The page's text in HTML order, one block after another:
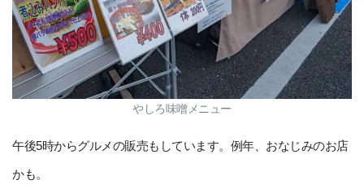
やしろ味噌メニュー
午後5時からグルメの販売もしています。例年、おなじみのお店
かも。